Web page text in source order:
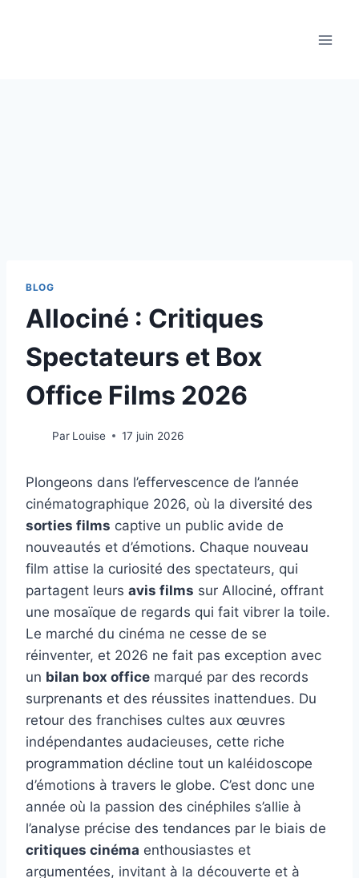
BLOG
Allociné : Critiques
Spectateurs et Box
Office Films 2026
Par Louise 17 juin 2026
Plongeons dans l’effervescence de l’année
cinématographique 2026, où la diversité des
sorties films captive un public avide de
nouveautés et d’émotions. Chaque nouveau
film attise la curiosité des spectateurs, qui
partagent leurs avis films sur Allociné, offrant
une mosaïque de regards qui fait vibrer la toile.
Le marché du cinéma ne cesse de se
réinventer, et 2026 ne fait pas exception avec
un bilan box office marqué par des records
surprenants et des réussites inattendues. Du
retour des franchises cultes aux œuvres
indépendantes audacieuses, cette riche
programmation décline tout un kaléidoscope
d’émotions à travers le globe. C’est donc une
année où la passion des cinéphiles s’allie à
l’analyse précise des tendances par le biais de
critiques cinéma enthousiastes et
argumentées, invitant à la découverte et à